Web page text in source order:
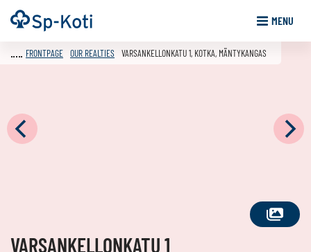
Go
to
Frontpage MENU
SEE
FRONTPAGE OUR REALTIES VARSANKELLONKATU 1, KOTKA, MÄNTYKANGAS
VARSANKELLONKATU 1